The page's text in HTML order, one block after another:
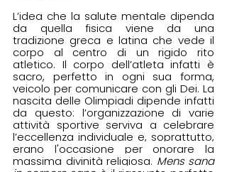
L’idea che la salute mentale dipenda
da quella fisica viene da una
tradizione greca e latina che vede il
corpo al centro di un rigido rito
atletico. Il corpo dell’atleta infatti è
sacro, perfetto in ogni sua forma,
veicolo per comunicare con gli Dei. La
nascita delle Olimpiadi dipende infatti
da questo: l’organizzazione di varie
attività sportive serviva a celebrare
l’eccellenza individuale e, soprattutto,
erano l'occasione per onorare la
massima divinità religiosa. Mens sana